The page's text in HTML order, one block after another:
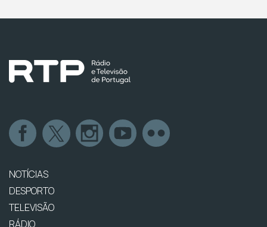
NOTÍCIAS
DESPORTO
TELEVISÃO
RÁDIO